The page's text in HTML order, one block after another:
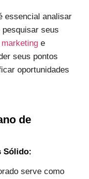
essencial analisar
seus
e
seus pontos
oportunidades
de
Sólido:
serve como